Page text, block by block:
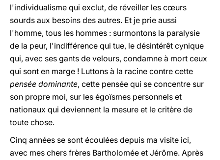
l'individualisme qui exclut, de réveiller les cœurs
sourds aux besoins des autres. Et je prie aussi
l'homme, tous les hommes : surmontons la paralysie
de la peur, l'indifférence qui tue, le désintérêt cynique
qui, avec ses gants de velours, condamne à mort ceux
qui sont en marge ! Luttons à la racine contre cette
pensée dominante, cette pensée qui se concentre sur
son propre moi, sur les égoïsmes personnels et
nationaux qui deviennent la mesure et le critère de
toute chose.
Cinq années se sont écoulées depuis ma visite ici,
avec mes chers frères Bartholomée et Jérôme. Après